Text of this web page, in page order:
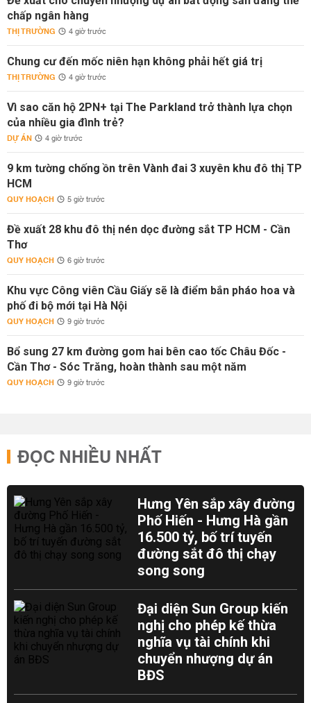
chấp ngân hàng
THỊ TRƯỜNG 4 giờ trước
Chung cư đến mốc niên hạn không phải hết giá trị
THỊ TRƯỜNG 4 giờ trước
Vì sao căn hộ 2PN+ tại The Parkland trở thành lựa chọn
của nhiều gia đình trẻ?
DỰ ÁN 4 giờ trước
9 km tường chống ồn trên Vành đai 3 xuyên khu đô thị TP
HCM
QUY HOẠCH 5 giờ trước
Đề xuất 28 khu đô thị nén dọc đường sắt TP HCM - Cần
Thơ
QUY HOẠCH 6 giờ trước
Khu vực Công viên Cầu Giấy sẽ là điểm bắn pháo hoa và
phố đi bộ mới tại Hà Nội
QUY HOẠCH 9 giờ trước
Bổ sung 27 km đường gom hai bên cao tốc Châu Đốc -
Cần Thơ - Sóc Trăng, hoàn thành sau một năm
QUY HOẠCH 9 giờ trước
ĐỌC NHIỀU NHẤT
Hưng Yên sắp xây đường
Phố Hiến - Hưng Hà gần
16.500 tỷ, bố trí tuyến
đường sắt đô thị chạy
song song
Đại diện Sun Group kiến
nghị cho phép kế thừa
nghĩa vụ tài chính khi
chuyển nhượng dự án
BĐS